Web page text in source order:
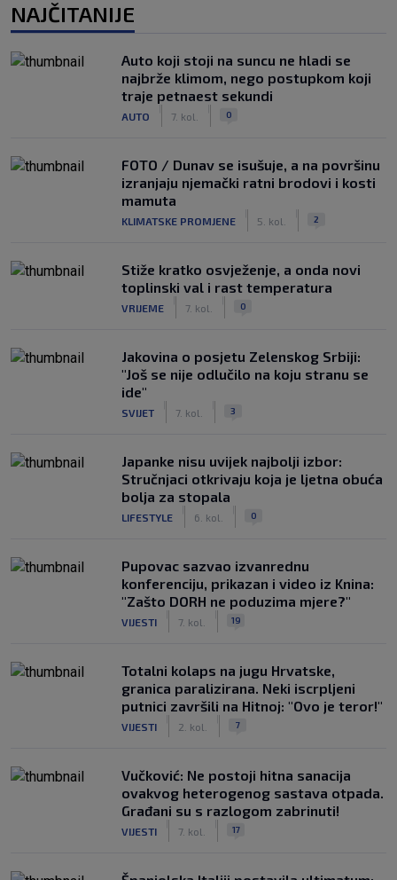
NAJČITANIJE
Auto koji stoji na suncu ne hladi se
najbrže klimom, nego postupkom koji
traje petnaest sekundi
AUTO 7. kol. 0
FOTO / Dunav se isušuje, a na površinu
izranjaju njemački ratni brodovi i kosti
mamuta
KLIMATSKE PROMJENE 5. kol. 2
Stiže kratko osvježenje, a onda novi
toplinski val i rast temperatura
VRIJEME 7. kol. 0
Jakovina o posjetu Zelenskog Srbiji:
"Još se nije odlučilo na koju stranu se
ide"
SVIJET 7. kol. 3
Japanke nisu uvijek najbolji izbor:
Stručnjaci otkrivaju koja je ljetna obuća
bolja za stopala
LIFESTYLE 6. kol. 0
Pupovac sazvao izvanrednu
konferenciju, prikazan i video iz Knina:
"Zašto DORH ne poduzima mjere?"
VIJESTI 7. kol. 19
Totalni kolaps na jugu Hrvatske,
granica paralizirana. Neki iscrpljeni
putnici završili na Hitnoj: "Ovo je teror!"
VIJESTI 2. kol. 7
Vučković: Ne postoji hitna sanacija
ovakvog heterogenog sastava otpada.
Građani su s razlogom zabrinuti!
VIJESTI 7. kol. 17